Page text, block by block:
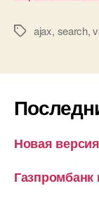
Меткиajax, search,
Новая
Газпромбанк